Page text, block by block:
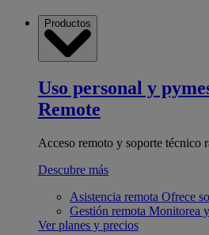
Productos
Uso personal y
Remote
Acceso remoto y soporte técnico
Descubre más
Asistencia remota Ofrece
Gestión remota Monitorea
Ver planes y precios